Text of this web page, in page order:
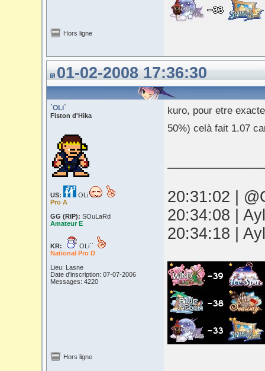
Hors ligne
01-02-2008 17:36:30
`OLi`
Fiston d'Hika
US:
OLi
Pro A
GG (RIP): SOuLaRd
Amateur E
KR:
OLi``
National Pro D
Lieu: Lasne
Date d'inscription: 07-07-2006
Messages: 4220
kuro, pour etre
50%) celà fait 1.07
20:31:02 |
20:34:08 |
20:34:18 |
Hors ligne